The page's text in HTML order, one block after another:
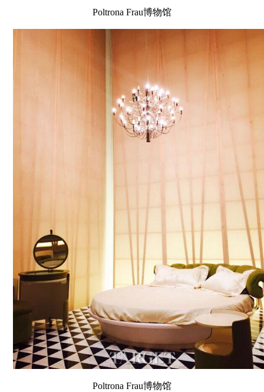
Poltrona Frau博物馆
Poltrona Frau博物馆